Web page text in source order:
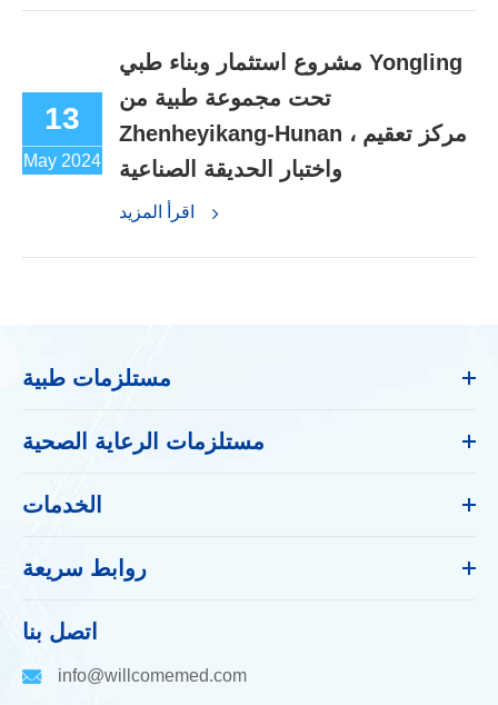
13
May 2024
مشروع استثمار وبناء طبي Yongling
تحت مجموعة طبية من
Zhenheyikang-Hunan ، مركز تعقيم
واختبار الحديقة الصناعية
مستلزمات طبية
مستلزمات الرعاية الصحية
الخدمات
روابط سريعة
اتصل بنا
info@willcomemed.com